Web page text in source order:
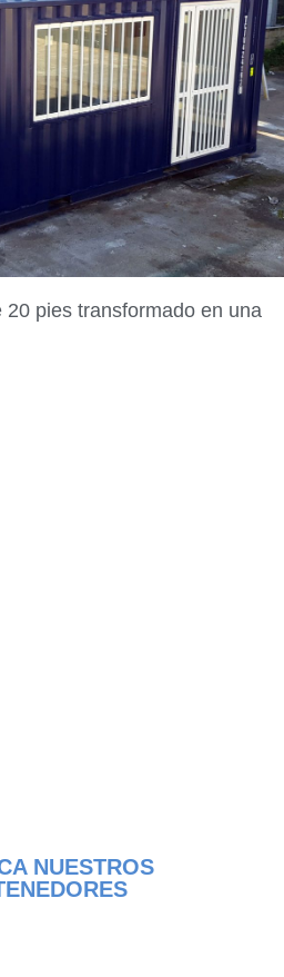
pies transformado en una
NUESTROS